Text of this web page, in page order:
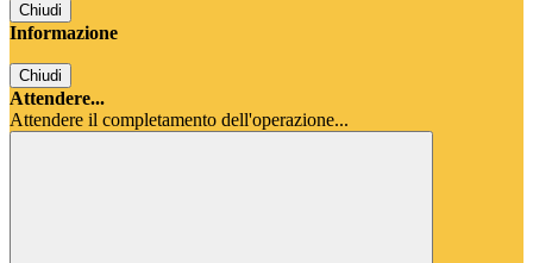
Chiudi
Informazione
Chiudi
Attendere...
Attendere il completamento dell'operazione...